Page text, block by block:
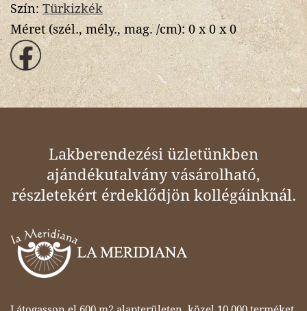
Szín: Türkizkék
Méret (szél., mély., mag. /cm):0 x 0 x 0
Lakberendezési üzletünkben
ajándékutalvány vásárolható,
részletekért érdeklődjön kollégáinknál.